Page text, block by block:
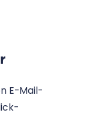
E-Mail-